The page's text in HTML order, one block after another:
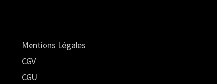
Mentions Légales
CGV
CGU